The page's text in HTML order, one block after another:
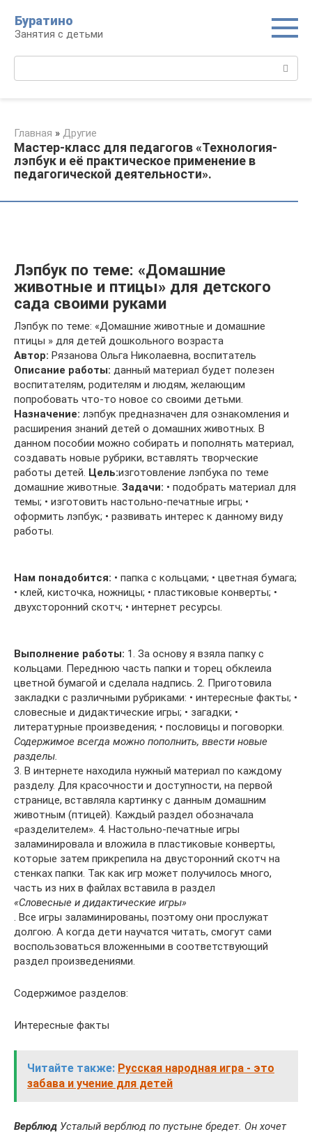
контенту
Буратино
Занятия с детьми
Главная » Другие
Мастер-класс для педагогов «Технология-
лэпбук и её практическое применение в
педагогической деятельности».
Лэпбук по теме: «Домашние
животные и птицы» для детского
сада своими руками
Лэпбук по теме: «Домашние животные и домашние
птицы » для детей дошкольного возраста
Автор: Рязанова Ольга Николаевна, воспитатель
Описание работы: данный материал будет полезен
воспитателям, родителям и людям, желающим
попробовать что-то новое со своими детьми.
Назначение: лэпбук предназначен для ознакомления и
расширения знаний детей о домашних животных. В
данном пособии можно собирать и пополнять материал,
создавать новые рубрики, вставлять творческие
работы детей. Цель:изготовление лэпбука по теме
домашние животные. Задачи: • подобрать материал для
темы; • изготовить настольно-печатные игры; •
оформить лэпбук; • развивать интерес к данному виду
работы.
Нам понадобится: • папка с кольцами; • цветная бумага;
• клей, кисточка, ножницы; • пластиковые конверты; •
двухсторонний скотч; • интернет ресурсы.
Выполнение работы: 1. За основу я взяла папку с
кольцами. Переднюю часть папки и торец обклеила
цветной бумагой и сделала надпись. 2. Приготовила
закладки с различными рубриками: • интересные факты; •
словесные и дидактические игры; • загадки; •
литературные произведения; • пословицы и поговорки.
Содержимое всегда можно пополнить, ввести новые
разделы.
3. В интернете находила нужный материал по каждому
разделу. Для красочности и доступности, на первой
странице, вставляла картинку с данным домашним
животным (птицей). Каждый раздел обозначала
«разделителем». 4. Настольно-печатные игры
заламинировала и вложила в пластиковые конверты,
которые затем прикрепила на двусторонний скотч на
стенках папки. Так как игр может получилось много,
часть из них в файлах вставила в раздел
«Словесные и дидактические игры»
. Все игры заламинированы, поэтому они прослужат
долгою. А когда дети научатся читать, смогут сами
воспользоваться вложенными в соответствующий
раздел произведениями.
Содержимое разделов:
Интересные факты
Читайте также: Русская народная игра - это
забава и учение для детей
Верблюд Усталый верблюд по пустыне бредет. Он хочет